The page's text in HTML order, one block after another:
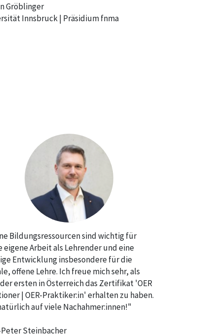
Gröblinger
Innsbruck | Präsidium fnma
Bildungsressourcen sind wichtig für
eigene Arbeit als Lehrender und eine
Entwicklung insbesondere für die
offene Lehre. Ich freue mich sehr, als
ersten in Österreich das Zertifikat 'OER
| OER-Praktiker:in' erhalten zu haben.
auf viele Nachahmer:innen!"
Steinbacher